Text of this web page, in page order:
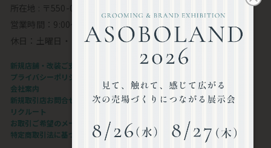
所在地 : 〒550-0002 大阪市西区江戸堀1-23-11 6F
営業時間：9:00～18:00
休日：土曜日・日曜日・祝日
新規店舗・改装ご支援します
プライバシーポリシー
会社案内
新規取引店お問合せフォーム
リクルート
お取引ご希望のメーカー様
特定商取引法に基づく表記